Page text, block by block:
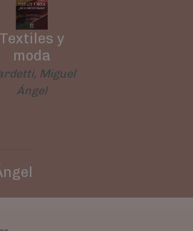
Textiles y
moda
Miguel
Ángel